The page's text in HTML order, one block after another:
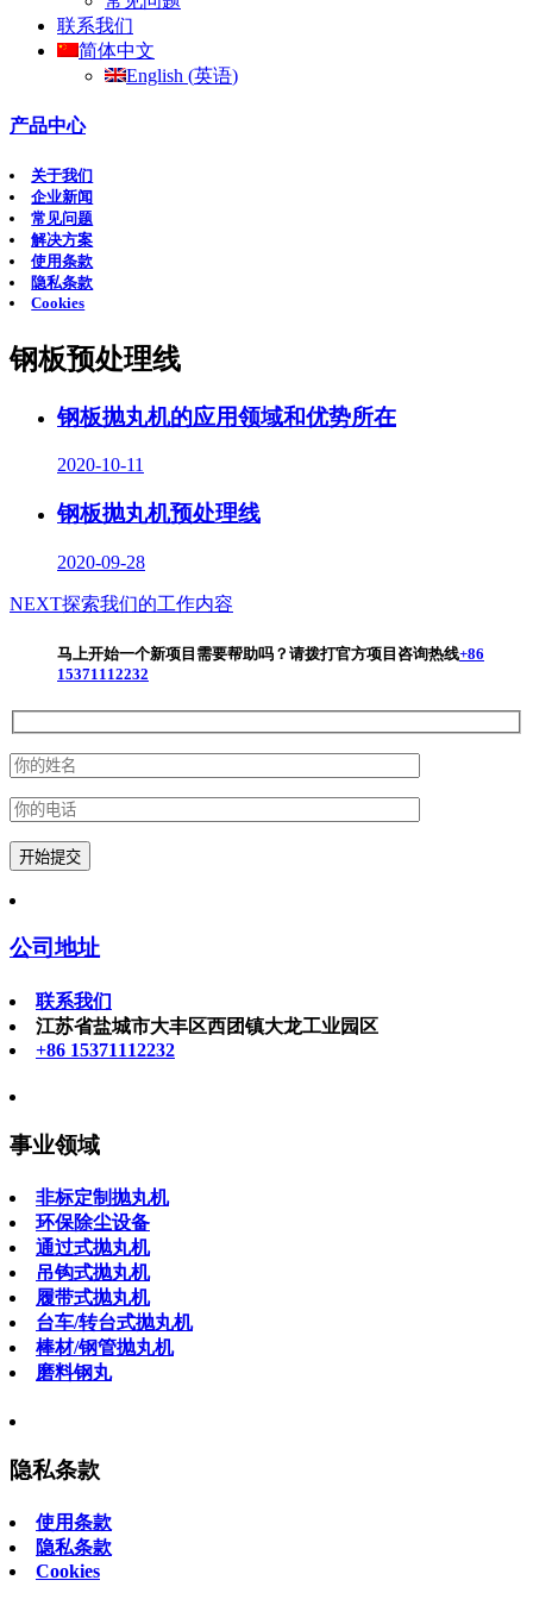
联系我们
简体中文
English (英语)
产品中心
关于我们
企业新闻
常见问题
解决方案
使用条款
隐私条款
Cookies
钢板预处理线
钢板抛丸机的应用领域和优势所在
2020-10-11
钢板抛丸机预处理线
2020-09-28
NEXT探索我们的工作内容
马上开始一个新项目 需要帮助吗？请拨打官方项目咨询热线+86
15371112232
公司地址
联系我们
江苏省盐城市大丰区西团镇大龙工业园区
+86 15371112232
事业领域
非标定制抛丸机
环保除尘设备
通过式抛丸机
吊钩式抛丸机
履带式抛丸机
台车/转台式抛丸机
棒材/钢管抛丸机
磨料钢丸
隐私条款
使用条款
隐私条款
Cookies